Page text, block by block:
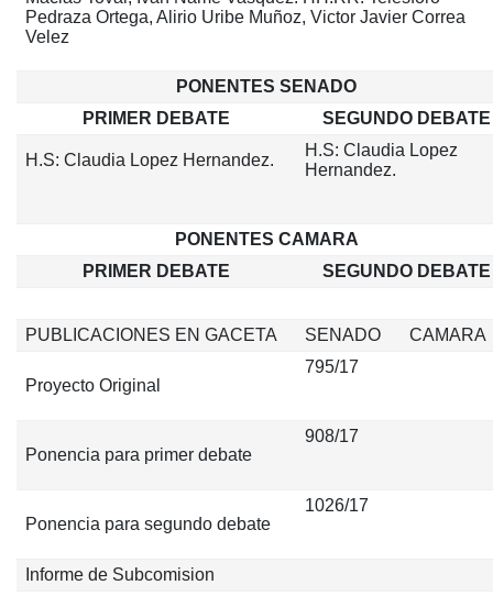
Pedraza Ortega, Alirio Uribe Muñoz, Victor Javier Correa
Velez
PONENTES SENADO
PRIMER DEBATE
SEGUNDO DEBATE
H.S: Claudia Lopez Hernandez.
H.S: Claudia Lopez
Hernandez.
PONENTES CAMARA
PRIMER DEBATE
SEGUNDO DEBATE
PUBLICACIONES EN GACETA SENADO CAMARA
Proyecto Original
795/17
Ponencia para primer debate
908/17
Ponencia para segundo debate
1026/17
Informe de Subcomision